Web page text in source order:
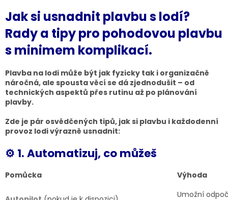
Jak si usnadnit plavbu s lodí?
Rady a tipy pro pohodovou plavbu
s minimem komplikací.
Plavba na lodi může být jak fyzicky tak i organizačně
náročná, ale spousta věcí se dá zjednodušit – od
technických aspektů přes rutinu až po plánování
plavby.
Zde je pár osvědčených tipů, jak si plavbu i každodenní
provoz lodi výrazně usnadnit:
⚙️ 1. Automatizuj, co můžeš
Pomůcka Výhoda
Umožní